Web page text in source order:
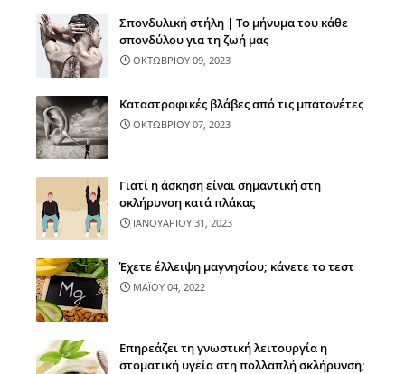
Σπονδυλική στήλη | Το μήνυμα του κάθε
σπονδύλου για τη ζωή μας
ΟΚΤΩΒΡΙΟΥ 09, 2023
Καταστροφικές βλάβες από τις μπατονέτες
ΟΚΤΩΒΡΙΟΥ 07, 2023
Γιατί η άσκηση είναι σημαντική στη
σκλήρυνση κατά πλάκας
ΙΑΝΟΥΑΡΙΟΥ 31, 2023
Έχετε έλλειψη μαγνησίου; κάνετε το τεστ
ΜΑΪΟΥ 04, 2022
Επηρεάζει τη γνωστική λειτουργία η
στοματική υγεία στη πολλαπλή σκλήρυνση;